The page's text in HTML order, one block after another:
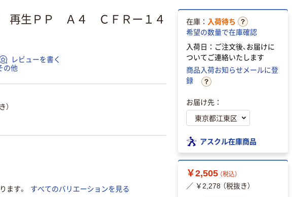
再生ＰＰ Ａ４ ＣＦＲー１４
レビューを書く
の他
）
ます。
すべてのバリエーションを見る
在庫： 入荷待ち
希望の数量で在庫確認
入荷日：ご注文後、お届けに
ついてご連絡いたします
商品入荷お知らせメールに登
録
お届け先：
アスクル在庫商品
￥2,505 （税込）
／ ￥2,278 （税抜き）